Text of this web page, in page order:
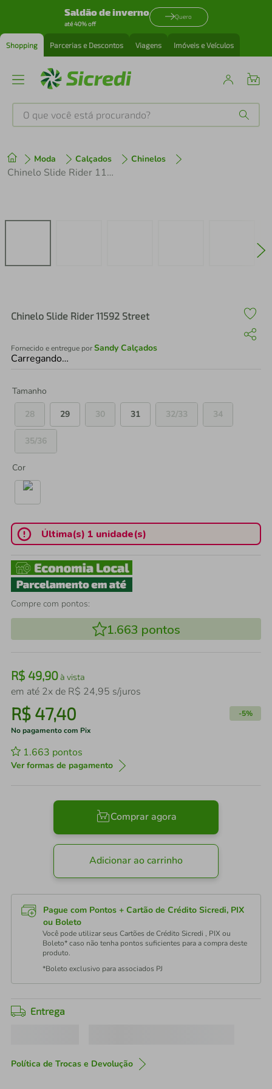
Saldão de inverno
até 40% off
Quero
Shopping Parcerias e Descontos Viagens Imóveis e Veículos
O que você está procurando?
Moda Calçados Chinelos
Chinelo Slide Rider 11592 Street
Chinelo Slide Rider 11592 Street
Fornecido e entregue porSandy Calçados
Carregando…
Tamanho
28
29 30 31 32/33 34
35/36
Cor
Última(s) 1 unidade(s)
Compre com pontos:
1.663 pontos
R$ 49,90à vista
em até 2x de R$ 24,95 s/juros
R$ 47,40 -5%
No pagamento com Pix
1.663 pontos
Ver formas de pagamento
Comprar agora
Adicionar ao carrinho
Pague com Pontos + Cartão de Crédito Sicredi, PIX
ou Boleto
Você pode utilizar seus Cartões de Crédito Sicredi , PIX ou
Boleto* caso não tenha pontos suficientes para a compra deste
produto.
*Boleto exclusivo para associados PJ
Entrega
Política de Trocas e Devolução
1º tenis